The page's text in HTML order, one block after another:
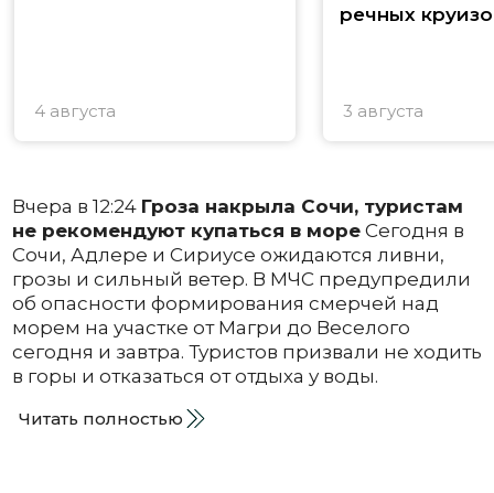
4 августа
речных
3 августа
Вчера в 12:24 Гроза накрыла Сочи, туристам
не рекомендуют купаться в мореСегодня в
Сочи, Адлере и Сириусе ожидаются ливни,
грозы и сильный ветер. В МЧС предупредили
об опасности формирования смерчей над
морем на участке от Магри до Веселого
сегодня и завтра. Туристов призвали не ходить
в горы и отказаться от отдыха у воды.
Читать полностью